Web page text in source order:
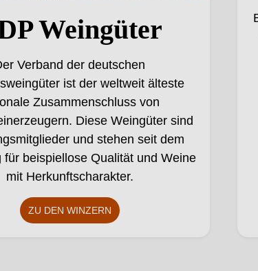
Weingüter
Verband der deutschen
ist der weltweit älteste
Zusammenschluss von
Diese Weingüter sind
und stehen seit dem
für beispiellose Qualität und Weine
mit Herkunftscharakter.
ZU DEN WINZERN